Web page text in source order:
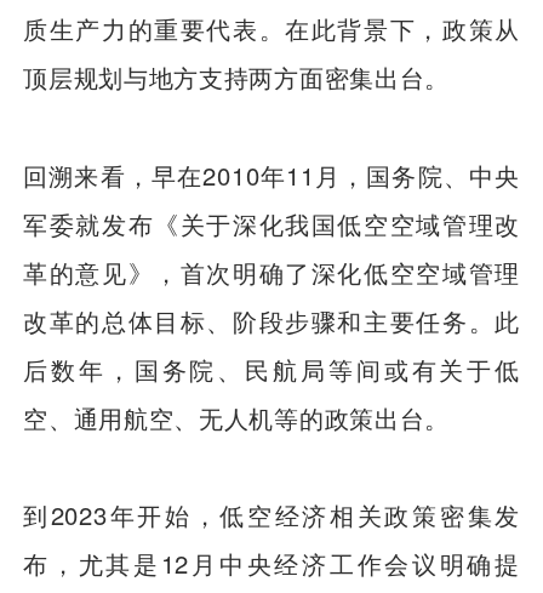
质生产力的重要代表。在此背景下，政策从
顶层规划与地方支持两方面密集出台。
回溯来看，早在2010年11月，国务院、中央
军委就发布《关于深化我国低空空域管理改
革的意见》，首次明确了深化低空空域管理
改革的总体目标、阶段步骤和主要任务。此
后数年，国务院、民航局等间或有关于低
空、通用航空、无人机等的政策出台。
到2023年开始，低空经济相关政策密集发
布，尤其是12月中央经济工作会议明确提